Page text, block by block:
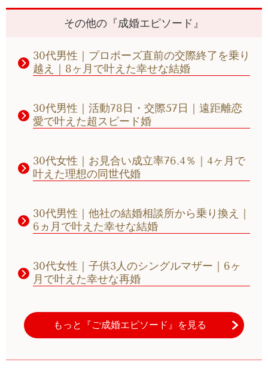
その他の『成婚エピソード』
30代男性｜プロポーズ直前の交際終了を乗り
越え
｜8ヶ月で叶えた幸せな結婚
30代男性｜活動78日・交際57日｜遠距離恋
愛で叶えた超スピード婚
30代女性｜お見合い成立率76.4％｜4ヶ月で
叶えた理想の同世代婚
30代男性｜他社の結婚相談所から乗り換え｜
6ヵ月で叶えた幸せな結婚
30代女性｜子供3人のシングルマザー｜6ヶ
月で叶えた幸せな再婚
もっと『ご成婚エピソード』を見る